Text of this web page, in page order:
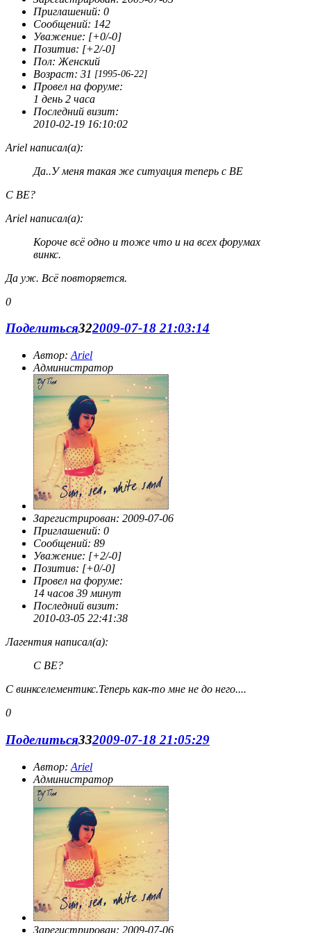
скорее от нечего делать. Вот собственно говоря и всё.
Приглашений: 0
Сообщений: 142
Уважение: [+0/-0]
Позитив: [+2/-0]
Пол: Женский
Возраст: 31 [1995-06-22]
Провел на форуме:
1 день 2 часа
Последний визит:
2010-02-19 16:10:02
Ariel написал(а):
Да..У меня такая же ситуация теперь с ВЕ
С ВЕ?
Ariel написал(а):
Короче всё одно и тоже что и на всех форумах
винкс.
Да уж. Всё повторяется.
0
Поделиться322009-07-18 21:03:14
Автор: Ariel
Администратор
Зарегистрирован: 2009-07-06
Приглашений: 0
Сообщений: 89
Уважение: [+2/-0]
Позитив: [+0/-0]
Провел на форуме:
14 часов 39 минут
Последний визит:
2010-03-05 22:41:38
Лагентия написал(а):
С ВЕ?
С винкселементикс.Теперь как-то мне не до него....
0
Поделиться332009-07-18 21:05:29
Автор: Ariel
Администратор
Зарегистрирован: 2009-07-06